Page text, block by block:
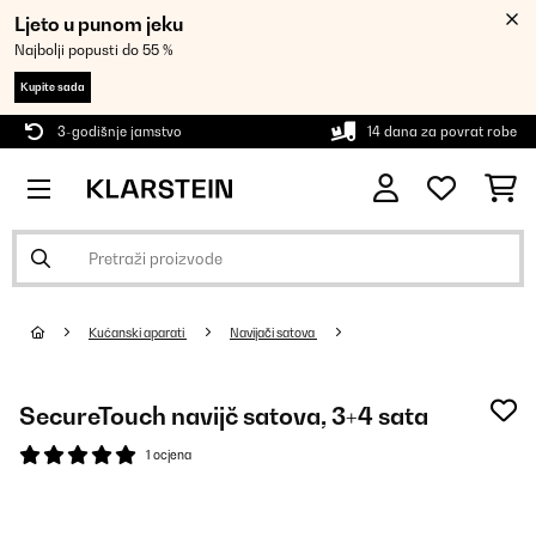
Ljeto u punom jeku
Najbolji popusti do 55 %
Kupite sada
3-godišnje jamstvo 14 dana za povrat robe
Kućanski aparati Navijači satova
SecureTouch navijč satova, 3+4 sata
1 ocjena